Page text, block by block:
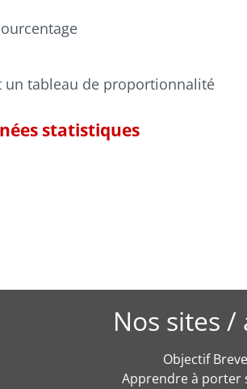
un tableau de proportionnalité
statistiques
Nos sites /
Objectif
Apprendre à porter